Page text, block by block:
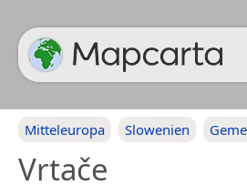
Mitteleuropa Slowenien
Vrtače